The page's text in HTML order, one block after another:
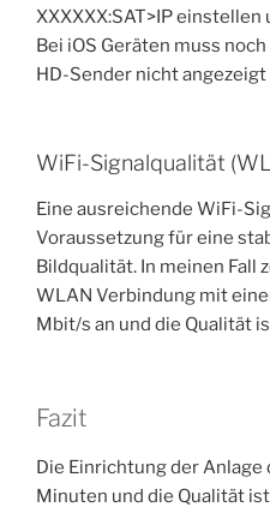
XXXXXX:SAT>IP einstellen
Bei iOS Geräten muss
HD-Sender nicht
WiFi-Signalqualität
Eine ausreichende WiFi-
Voraussetzung für eine
Bildqualität. In meinen Fall
WLAN Verbindung mit
Mbit/s an und die Qualität
Fazit
Die Einrichtung der Anlage
Minuten und die Qualität